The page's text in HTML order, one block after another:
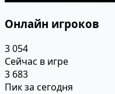
Онлайн игроков
3 054
Сейчас в игре
3 683
Пик за сегодня